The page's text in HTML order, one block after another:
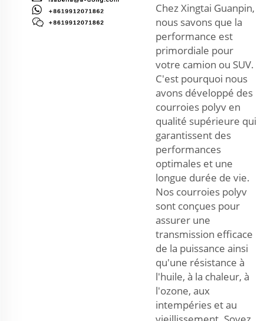
Chez Xingtai Guanpin,
nous savons que la
performance est
primordiale pour
votre camion ou SUV.
C'est pourquoi nous
avons développé des
courroies polyv en
qualité supérieure qui
garantissent des
performances
optimales et une
longue durée de vie.
Nos courroies polyv
sont conçues pour
assurer une
transmission efficace
de la puissance ainsi
qu'une résistance à
l'huile, à la chaleur, à
l'ozone, aux
intempéries et au